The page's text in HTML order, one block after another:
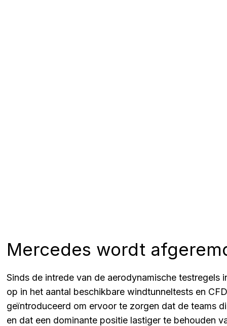
Mercedes wordt
Sinds de intrede van de aerodynamische testregels
op in het aantal beschikbare windtunneltests en
geïntroduceerd om ervoor te zorgen dat de teams
en dat een dominante positie lastiger te behouden